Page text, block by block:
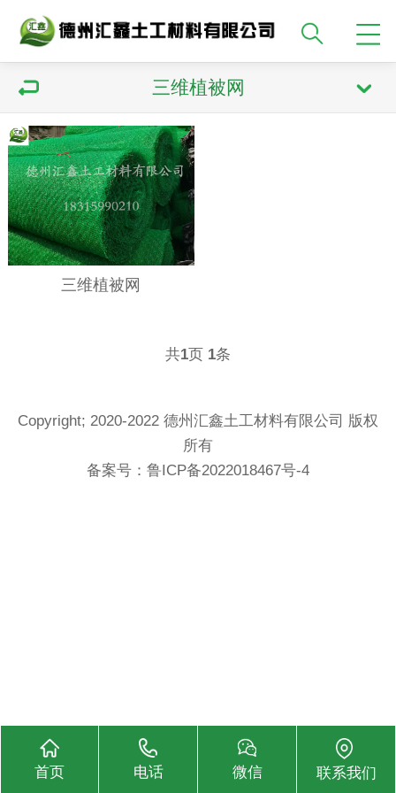
三维植被网
三维植被网
共1页 1条
Copyright; 2020-2022 德州汇鑫土工材料有限公司 版权
所有
备案号： 鲁ICP备2022018467号-4
首页 电话 微信 联系我们